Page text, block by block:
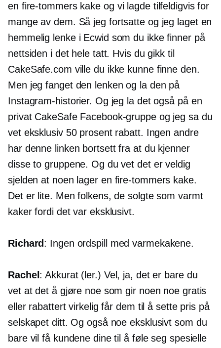
en fire-tommerskake og vi lagde tilfeldigvis for
mange av dem. Så jeg fortsatte og jeg laget en
hemmelig lenke i Ecwid som du ikke finner på
nettsiden i det hele tatt. Hvis du gikk til
CakeSafe.com ville du ikke kunne finne den.
Men jeg fanget den lenken og la den på
Instagram-historier. Og jeg la det også på en
privat CakeSafe Facebook-gruppe og jeg sa du
vet eksklusiv 50 prosent rabatt. Ingen andre
har denne linken bortsett fra at du kjenner
disse to gruppene. Og du vet det er veldig
sjelden at noen lager en fire-tommers kake.
Det er lite. Men folkens, de solgte som varmt
kaker fordi det var eksklusivt.
Richard: Ingen ordspill med varmekakene.
Rachel : Akkurat (ler.) Vel, ja, det er bare du
vet at det å gjøre noe som gir noen noe gratis
eller rabattert virkelig får dem til å sette pris på
selskapet ditt. Og også noe eksklusivt som du
bare vil få kundene dine til å føle seg spesielle